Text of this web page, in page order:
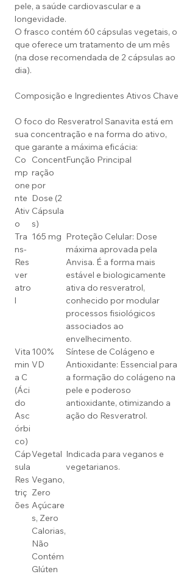
pele, a saúde cardiovascular e a
longevidade.
O frasco contém 60 cápsulas vegetais, o
que oferece um tratamento de um mês
(na dose recomendada de 2 cápsulas ao
dia).
Composição e Ingredientes Ativos Chave
O foco do Resveratrol Sanavita está em
sua concentração e na forma do ativo,
que garante a máxima eficácia:
Co
mp
one
nte
Ativ
o
Concent
ração
por
Dose (2
Cápsula
s)
Função Principal
Tra
ns-
Res
ver
atro
l
165 mg Proteção Celular: Dose
máxima aprovada pela
Anvisa. É a forma mais
estável e biologicamente
ativa do resveratrol,
conhecido por modular
processos fisiológicos
associados ao
envelhecimento.
Vita
min
a C
(Áci
do
Asc
órbi
co)
100%
VD
Síntese de Colágeno e
Antioxidante: Essencial para
a formação do colágeno na
pele e poderoso
antioxidante, otimizando a
ação do Resveratrol.
Cáp
sula
Vegetal Indicada para veganos e
vegetarianos.
Res
triç
ões
Vegano,
Zero
Açúcare
s, Zero
Calorias,
Não
Contém
Glúten